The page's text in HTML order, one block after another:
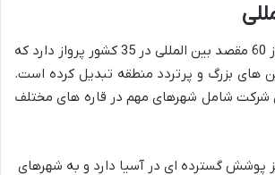
تای ایرویز به بیش از 60 مقصد بین المللی در 35 کشور پرواز دارد که
های بزرگ و پرتردد منطقه تبدیل کرده است.
شرکت شامل شهرهای مهم در قاره های مختلف
پوشش گسترده ای در آسیا دارد و به شهرهای